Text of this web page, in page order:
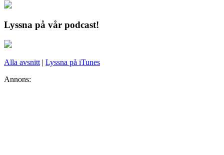
Lyssna på vår podcast!
Alla avsnitt | Lyssna på iTunes
Annons: